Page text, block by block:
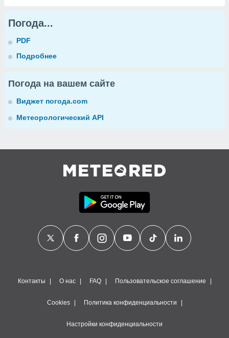
Погода...
PDF
Подробнее
Погода на вашем сайте
Виджет погода.com
Метеорологический API
Контакты О нас FAQ Пользовательское соглашение
Cookies Политика конфиденциальности
Настройки конфиденциальности